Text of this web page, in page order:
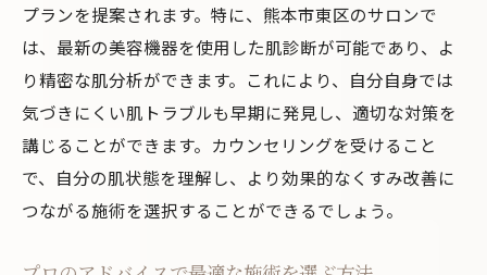
美肌を守るための栄養管理法
熊本市東区のフェイシャルサロンで始める新し
いスキンケアの習慣
今すぐ始めたいくすみ改善の新習慣
サロンで提案されるパーソナルケアプラン
毎日のケアにプラスしたいアイテム紹介
プランを提案されます。特に、熊本市東区のサロンで
は、最新の美容機器を使用した肌診断が可能であり、よ
り精密な肌分析ができます。これにより、自分自身では
気づきにくい肌トラブルも早期に発見し、適切な対策を
講じることができます。カウンセリングを受けること
で、自分の肌状態を理解し、より効果的なくすみ改善に
つながる施術を選択することができるでしょう。